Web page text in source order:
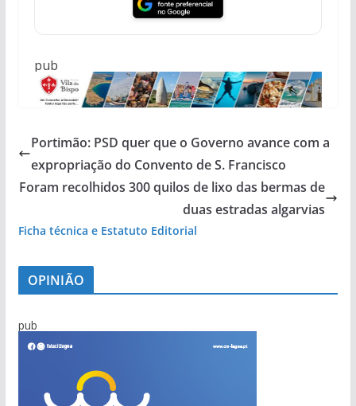
pub
Portimão: PSD quer que o Governo avance com a
expropriação do Convento de S. Francisco
Foram recolhidos 300 quilos de lixo das bermas de
duas estradas algarvias
Ficha técnica e Estatuto Editorial
OPINIÃO
pub